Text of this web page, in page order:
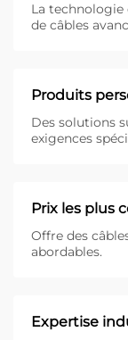
La
de câbles
Produits
Des solutions
exigences
Prix les plus
Offre des
abordables.
Expertise